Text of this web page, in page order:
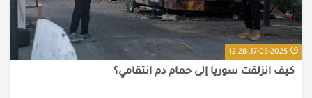
17-03-2025, 12:28
كيف انزلقت سوريا إلى حمام دم انتقامي؟